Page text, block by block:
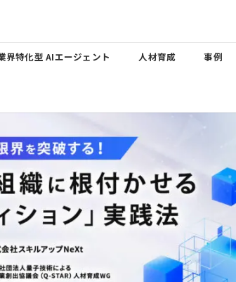
界特化型 AIエージェント 人材育成 事例